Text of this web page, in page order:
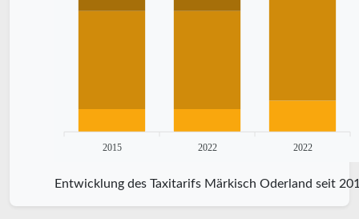
2015 2022 2022
Entwicklung des Taxitarifs Märkisch Oderland seit